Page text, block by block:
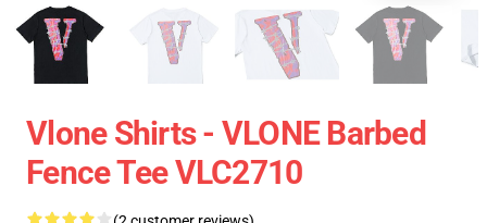
Vlone Shirts - VLONE Barbed
Fence Tee VLC2710